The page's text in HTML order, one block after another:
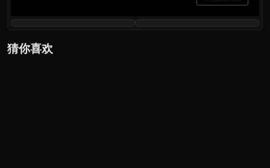
猜你喜欢